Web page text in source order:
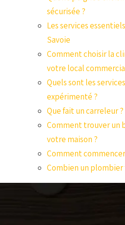
sécurisée ?
Les services
Savoie
Comment choisir la
votre local
Quels sont les
expérimenté ?
Que fait un carreleur ?
Comment trouver un
votre maison ?
Comment
Combien un